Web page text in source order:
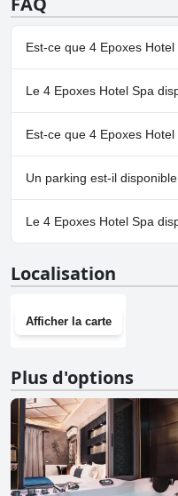
l'ensemble, la piscine
apprécié des clients.
les commentaires sur le
également un parking
d'un hôtel avec un parking
Epoxes Hotel Spa pour son
Est-ce que 4 Epoxes
Oui, 4 Epoxes Hotel Spa
ou plusieurs des catégories
Intérieure, Piscine
Le 4 Epoxes Hotel Spa
Oui, un spa est disponible à
Est-ce que 4 Epoxes
Non, 4 Epoxes Hotel Spa
Un parking est-il
Oui, un parking est
Le 4 Epoxes Hotel Spa
Localisation
Afficher la carte
Plus d'options